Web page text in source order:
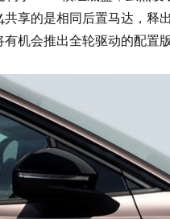
享的是相同后置马达，
机会推出全轮驱动的配置